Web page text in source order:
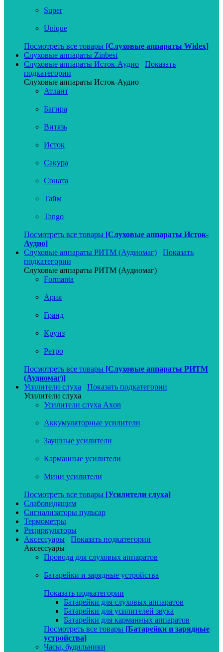
Super
Unique
Посмотреть все товары [Слуховые аппараты Widex]
Слуховые аппараты Zinbest
Слуховые аппараты Исток-Аудио
Показать
подкатегории
Слуховые аппараты Исток-Аудио
Атлант
Багира
Витязь
Исток
Сакура
Соната
Тайм
Tango
Посмотреть все товары [Слуховые аппараты Исток-
Аудио]
Слуховые аппараты РИТМ (Аудиомаг)
Показать
подкатегории
Слуховые аппараты РИТМ (Аудиомаг)
Formanta
Ария
Гранд
Круиз
Ретро
Посмотреть все товары [Слуховые аппараты РИТМ
(Аудиомаг)]
Усилители слуха
Показать подкатегории
Усилители слуха
Усилители слуха Axon
Аккумуляторные усилители
Заушные усилители
Карманные усилители
Мини усилители
Посмотреть все товары [Усилители слуха]
Слабовидящим
Сигнализаторы пульсар
Термометры
Рециркуляторы
Аксессуары
Показать подкатегории
Аксессуары
Провода для слуховых аппаратов
Батарейки и зарядные устройства
Показать подкатегории
Батарейки для слуховых аппаратов
Батарейки для усилителей звука
Батарейки для карманных аппаратов
Посмотреть все товары [Батарейки и зарядные
устройства]
Часы, будильники